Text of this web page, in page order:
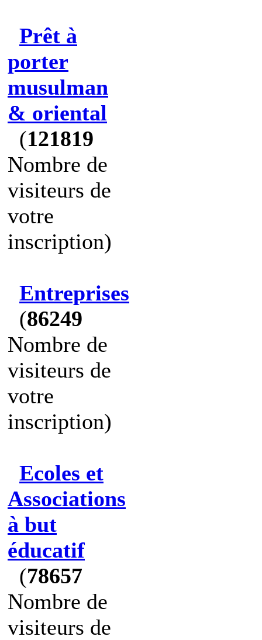
Prêt à
porter
musulman
& oriental
(121819
Nombre de
visiteurs de
votre
inscription)
Entreprises
(86249
Nombre de
visiteurs de
votre
inscription)
Ecoles et
Associations
à but
éducatif
(78657
Nombre de
visiteurs de